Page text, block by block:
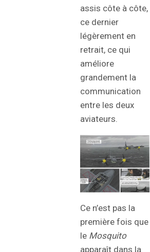
assis côte à côte,
ce dernier
légèrement en
retrait, ce qui
améliore
grandement la
communication
entre les deux
aviateurs.
Ce n’est pas la
première fois que
le Mosquito
apparaît dans la